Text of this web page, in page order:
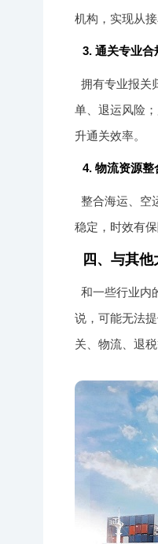
机构，实现从
3. 通关专业合
拥有专业报关
单、退运风险
升通关效率。
4. 物流资源整
整合海运、空
稳定，时效有
四、与其
和一些行业内
说，可能无法
关、物流、退